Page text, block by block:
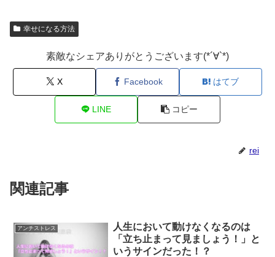
幸せになる方法
素敵なシェアありがとうございます(*´∀`*)
X Facebook はてブ
LINE コピー
rei
関連記事
アンチストレス
人生において動けなくなるのは
「立ち止まって見ましょう！」と
いうサインだった！？